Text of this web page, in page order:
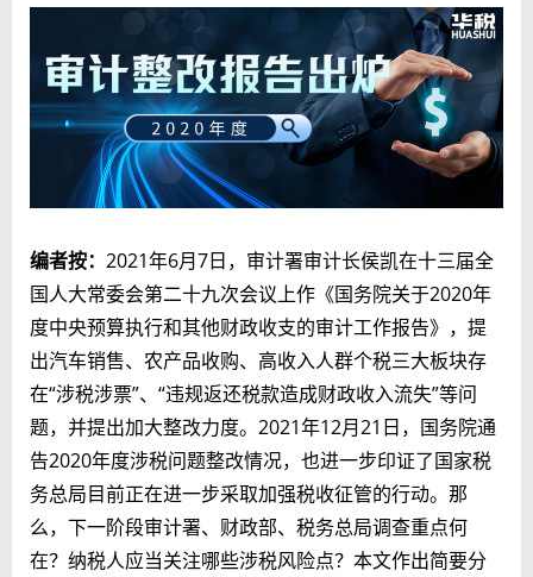
编者按： 2021年6月7日，审计署审计长侯凯在十三届全
国人大常委会第二十九次会议上作《国务院关于2020年
度中央预算执行和其他财政收支的审计工作报告》，提
出汽车销售、农产品收购、高收入人群个税三大板块存
在“涉税涉票”、“违规返还税款造成财政收入流失”等问
题，并提出加大整改力度。2021年12月21日，国务院通
告2020年度涉税问题整改情况，也进一步印证了国家税
务总局目前正在进一步采取加强税收征管的行动。那
么，下一阶段审计署、财政部、税务总局调查重点何
在？纳税人应当关注哪些涉税风险点？本文作出简要分